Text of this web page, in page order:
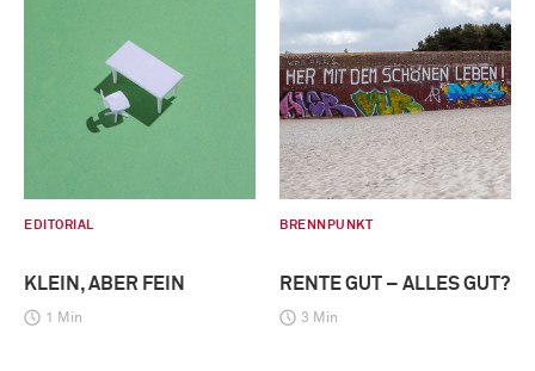
EDITORIAL
KLEIN, ABER FEIN
1 Min
BRENNPUNKT
RENTE GUT – ALLES GUT?
3 Min